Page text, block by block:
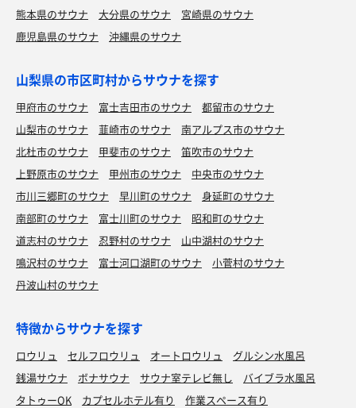
熊本県のサウナ
大分県のサウナ
宮崎県のサウナ
鹿児島県のサウナ
沖縄県のサウナ
山梨県の市区町村からサウナを探す
甲府市のサウナ 富士吉田市のサウナ
都留市のサウナ
山梨市のサウナ
韮崎市のサウナ
南アルプス市のサウナ
北杜市のサウナ
甲斐市のサウナ
笛吹市のサウナ
上野原市のサウナ
甲州市のサウナ
中央市のサウナ
市川三郷町のサウナ
早川町のサウナ
身延町のサウナ
南部町のサウナ
富士川町のサウナ
昭和町のサウナ
道志村のサウナ
忍野村のサウナ
山中湖村のサウナ
鳴沢村のサウナ
富士河口湖町のサウナ
小菅村のサウナ
丹波山村のサウナ
特徴からサウナを探す
ロウリュ セルフロウリュ オートロウリュ
グルシン水風呂
銭湯サウナ
ボナサウナ サウナ室テレビ無し
バイブラ水風呂
タトゥーOK
カプセルホテル有り
作業スペース有り